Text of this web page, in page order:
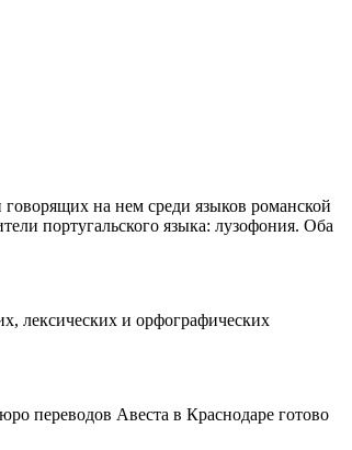
на нем среди языков романской
португальского языка: лузофония. Оба
лексических и орфографических
переводов Авеста в Краснодаре готово